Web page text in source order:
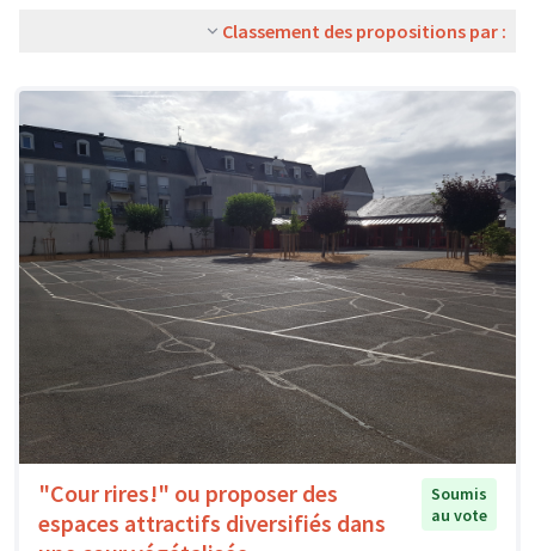
Classement des propositions par :
"Cour rires!" ou proposer des
espaces attractifs diversifiés dans
Soumis
au vote